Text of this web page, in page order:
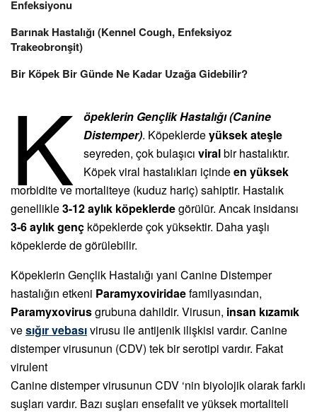
Enfeksiyonu
Barınak Hastalığı (Kennel Cough, Enfeksiyoz
Trakeobronşit)
Bir Köpek Bir Günde Ne Kadar Uzağa Gidebilir?
K
öpeklerin Gençlik Hastalığı (Canine
Distemper). Köpeklerdeyüksek ateşle
seyreden, çok bulaşıcıviralbir hastalıktır.
Köpek viral hastalıkları içindeen yüksek
morbidite ve mortaliteye (kuduz hariç) sahiptir. Hastalık
genellikle3-12 aylık köpeklerdegörülür. Ancak insidansı
3-6 aylık genç köpeklerde çok yüksektir. Daha yaşlı
köpeklerde de görülebilir.
Köpeklerin Gençlik Hastalığı yani Canine Distemper
hastalığın etkeni Paramyxoviridaefamilyasından,
Paramyxovirusgrubuna dahildir. Virusun, insan kızamık
vesığır vebasıvirusu ile antijenik ilişkisi vardır. Canine
distemper virusunun (CDV) tek bir serotipi vardır. Fakat
virulent
Canine distemper virusunun CDV ‘nin biyolojik olarak farklı
suşları vardır. Bazı suşları ensefalit ve yüksek mortaliteli